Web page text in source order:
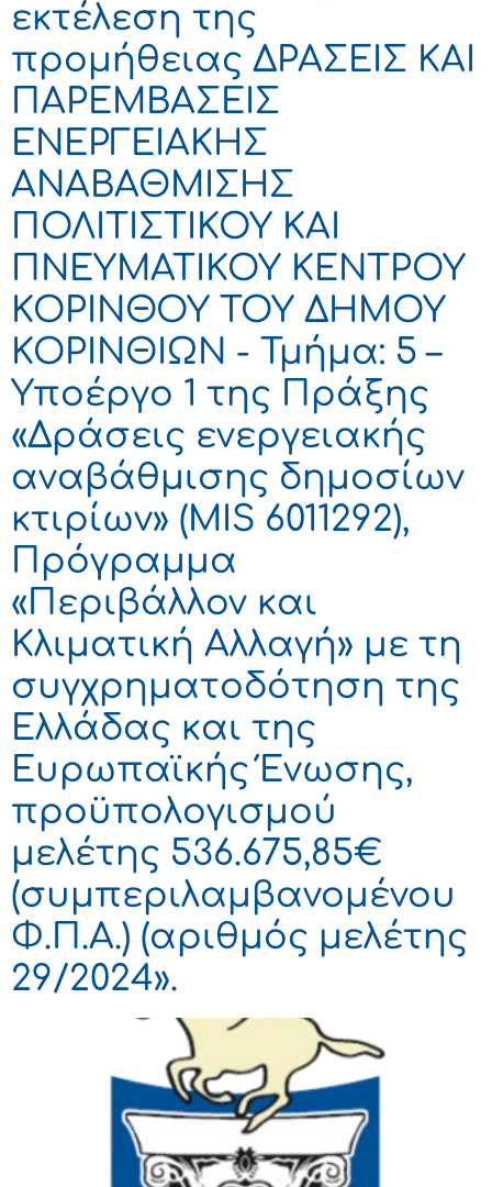
εκτέλεση της
προμήθειας ΔΡΑΣΕΙΣ ΚΑΙ
ΠΑΡΕΜΒΑΣΕΙΣ
ΕΝΕΡΓΕΙΑΚΗΣ
ΑΝΑΒΑΘΜΙΣΗΣ
ΠΟΛΙΤΙΣΤΙΚΟΥ ΚΑΙ
ΠΝΕΥΜΑΤΙΚΟΥ ΚΕΝΤΡΟΥ
ΚΟΡΙΝΘΟΥ ΤΟΥ ΔΗΜΟΥ
ΚΟΡΙΝΘΙΩΝ - Τμήμα: 5 –
Υποέργο 1 της Πράξης
«Δράσεις ενεργειακής
αναβάθμισης δημοσίων
κτιρίων» (MIS 6011292),
Πρόγραμμα
«Περιβάλλον και
Κλιματική Αλλαγή» με τη
συγχρηματοδότηση της
Ελλάδας και της
Ευρωπαϊκής Ένωσης,
προϋπολογισμού
μελέτης 536.675,85€
(συμπεριλαμβανομένου
Φ.Π.Α.) (αριθμός μελέτης
29/2024».